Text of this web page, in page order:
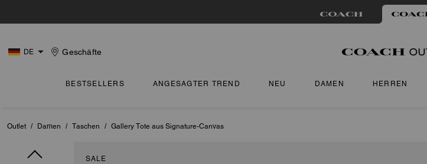
DE Geschäfte
BESTSELLERS ANGESAGTER TREND NEU DAMEN HERREN
Outlet / Damen / Taschen / Gallery Tote aus Signature-Canvas
SALE